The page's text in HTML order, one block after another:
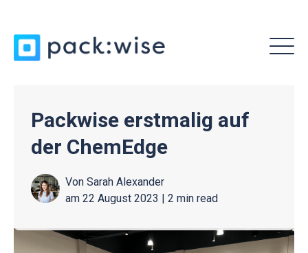
Packwise erstmalig auf
der ChemEdge
Von Sarah Alexander
am 22 August 2023 | 2 min read